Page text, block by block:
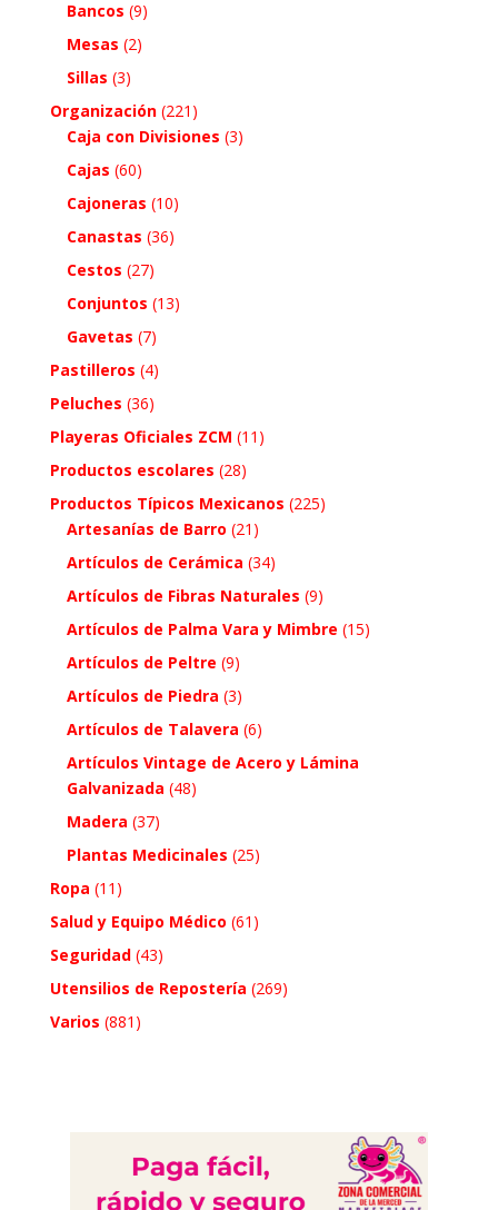
Bancos (9)
Mesas (2)
Sillas (3)
Organización (221)
Caja con Divisiones (3)
Cajas (60)
Cajoneras (10)
Canastas (36)
Cestos (27)
Conjuntos (13)
Gavetas (7)
Pastilleros (4)
Peluches (36)
Playeras Oficiales ZCM (11)
Productos escolares (28)
Productos Típicos Mexicanos (225)
Artesanías de Barro (21)
Artículos de Cerámica (34)
Artículos de Fibras Naturales (9)
Artículos de Palma Vara y Mimbre (15)
Artículos de Peltre (9)
Artículos de Piedra (3)
Artículos de Talavera (6)
Artículos Vintage de Acero y Lámina
Galvanizada (48)
Madera (37)
Plantas Medicinales (25)
Ropa (11)
Salud y Equipo Médico (61)
Seguridad (43)
Utensilios de Repostería (269)
Varios (881)